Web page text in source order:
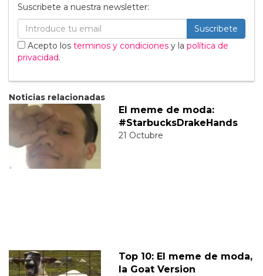
Suscribete a nuestra newsletter:
Suscribete
Acepto los terminos y condiciones y la política de
privacidad.
Noticias relacionadas
El meme de moda:
#StarbucksDrakeHands
21 Octubre
Top 10: El meme de moda,
la Goat Version